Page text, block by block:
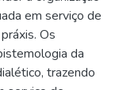
em serviço de
Os
da
trazendo